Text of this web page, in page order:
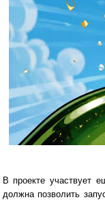
В проекте участвует
должна позволить